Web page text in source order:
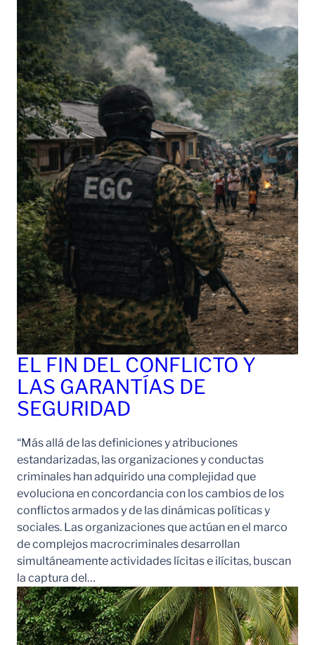
EL FIN DEL CONFLICTO Y
LAS GARANTÍAS DE
SEGURIDAD
“Más allá de las definiciones y atribuciones
estandarizadas, las organizaciones y conductas
criminales han adquirido una complejidad que
evoluciona en concordancia con los cambios de los
conflictos armados y de las dinámicas políticas y
sociales. Las organizaciones que actúan en el marco
de complejos macrocriminales desarrollan
simultáneamente actividades lícitas e ilícitas, buscan
la captura del…